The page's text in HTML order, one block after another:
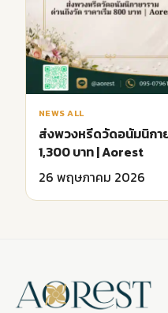
NEWS ALL
ส่งพวงหรีดวัดอนัมนิกา
1,300 บาท | Aorest
26 พฤษภาคม 2026